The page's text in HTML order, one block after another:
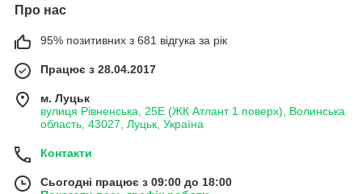
Про нас
95% позитивних з 681 відгука за рік
Працює з 28.04.2017
м. Луцьк
вулиця Рівненська, 25Е (ЖК Атлант 1 поверх), Волинська
область, 43027, Луцьк, Україна
Контакти
Сьогодні працює з 09:00 до 18:00